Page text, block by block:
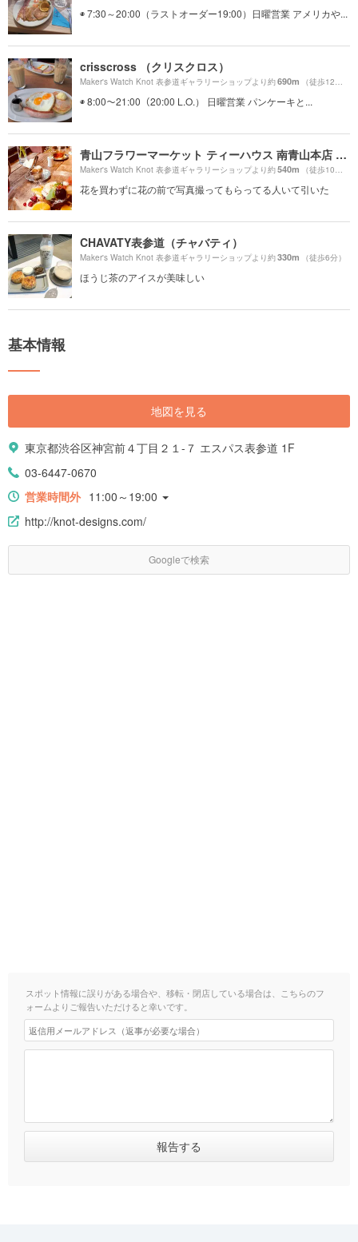
◉ 7:30～20:00（ラストオーダー19:00）日曜営業 アメリカや...
crisscross （クリスクロス）
Maker's Watch Knot 表参道ギャラリーショップより約690m （徒歩12分）
◉ 8:00〜21:00（20:00 L.O.） 日曜営業 パンケーキと...
青山フラワーマーケット ティーハウス 南青山本店 （Aoyama Flower Market TEA HOUSE）
Maker's Watch Knot 表参道ギャラリーショップより約540m （徒歩10分）
花を買わずに花の前で写真撮ってもらってる人いて引いた
CHAVATY表参道（チャバティ）
Maker's Watch Knot 表参道ギャラリーショップより約330m （徒歩6分）
ほうじ茶のアイスが美味しい
基本情報
地図を見る
東京都渋谷区神宮前４丁目２１-７ エスパス表参道 1F
03-6447-0670
営業時間外 11:00～19:00
http://knot-designs.com/
Googleで検索
スポット情報に誤りがある場合や、移転・閉店している場合は、こちらのフ
ォームよりご報告いただけると幸いです。